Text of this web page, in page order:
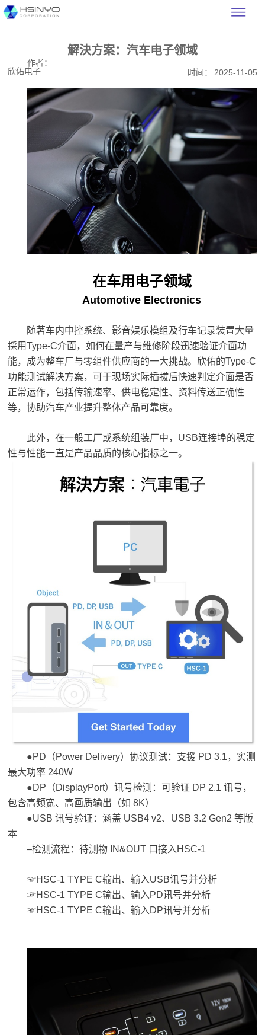
解決方案：汽车电子领域
作者：
欣佑电子
时间： 2025-11-05
在车用电子领域
Automotive Electronics
随著车内中控系统、影音娱乐模组及行车记录装置大量
採用Type-C介面，如何在量产与维修阶段迅速验证介面功
能，成为整车厂与零组件供应商的一大挑战。欣佑的Type-C
功能测试解决方案，可于现场实际插拔后快速判定介面是否
正常运作，包括传输速率、供电稳定性、资料传送正确性
等，协助汽车产业提升整体产品可靠度。
此外，在一般工厂或系统组装厂中，USB连接埠的稳定
性与性能一直是产品品质的核心指标之一。
●PD（Power Delivery）协议测试：支援 PD 3.1，实测
最大功率 240W
●DP（DisplayPort）讯号检测：可验证 DP 2.1 讯号，
包含高频宽、高画质输出（如 8K）
●USB 讯号验证：涵盖 USB4 v2、USB 3.2 Gen2 等版
本
–检测流程：待测物 IN&OUT 口接入HSC-1
☞HSC-1 TYPE C输出、输入USB讯号并分析
☞HSC-1 TYPE C输出、输入PD讯号并分析
☞HSC-1 TYPE C输出、输入DP讯号并分析